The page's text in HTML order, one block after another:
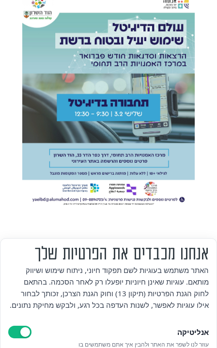
אזור אישי
מדיניות פרטיות
הצהרת נגישות
אנחנו מכבדים את הפרטיות שלך
האתר משתמש בעוגיות לשם תפקוד חיוני, ניתוח שימוש ושיווק
מותאם. עוגיות שאינן חיוניות יופעלו רק לאחר הסכמה. בהתאם
לחוק הגנת הפרטיות (תיקון 13) וחוק הגנת הצרכן, זכותך לבחור
אילו עוגיות לאפשר, לשנות העדפה בכל רגע, ולבקש מחיקת נתונים.
אנליטיקה
עוזר לנו לשפר את האתר ולהבין איך אתם משתמשים בו